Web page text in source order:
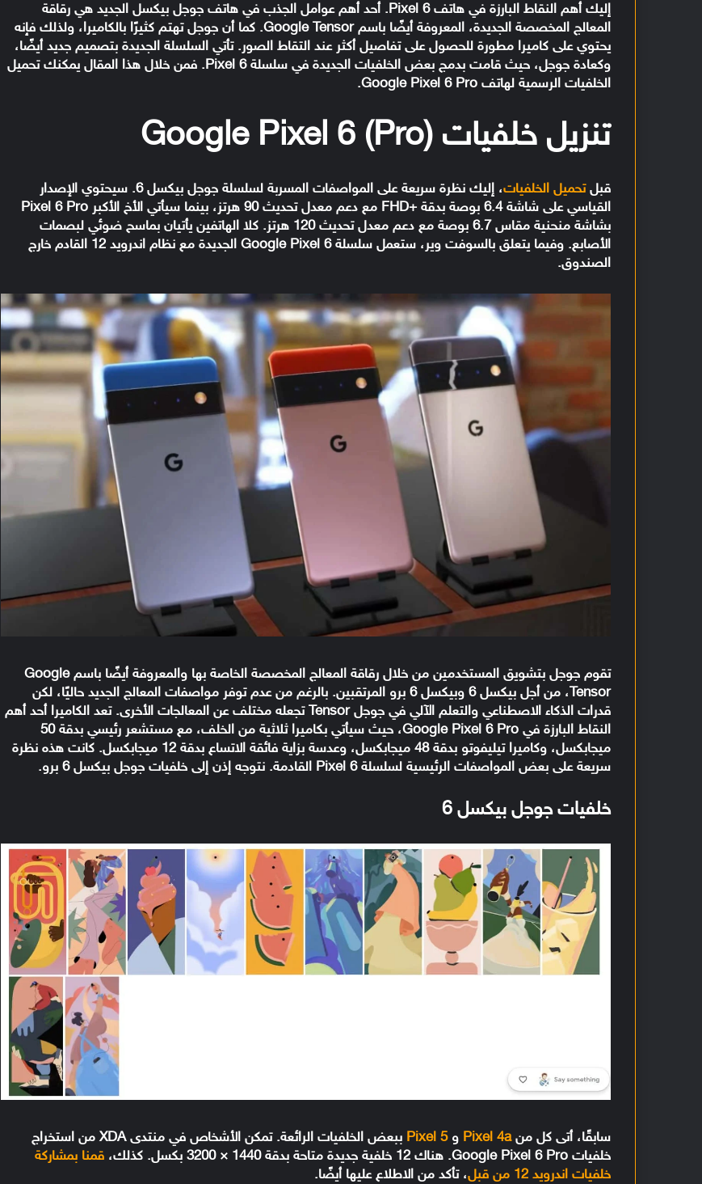
إليك أهم النقاط البارزة في هاتف Pixel 6. أحد أهم عوامل الجذب في هاتف جوجل بيكسل الجديد هي رقاقة
المعالج المخصصة الجديدة، المعروفة أيضًا باسم Google Tensor. كما أن جوجل تهتم كثيرًا بالكاميرا، ولذلك فإنه
يحتوي على كاميرا مطورة للحصول على تفاصيل أكثر عند التقاط الصور. تأتي السلسلة الجديدة بتصميم جديد أيضًا،
وكعادة جوجل، حيث قامت بدمج بعض الخلفيات الجديدة في سلسلة Pixel 6. فمن خلال هذا المقال يمكنك تحميل
الخلفيات الرسمية لهاتف Google Pixel 6 Pro.
تنزيل خلفيات (Google Pixel 6 (Pro
قبلتحميل الخلفيات
، إليك نظرة سريعة على المواصفات المسربة لسلسلة جوجل بيكسل 6. سيحتوي الإصدار
القياسي على شاشة 6.4 بوصة بدقة +FHD مع دعم معدل تحديث 90 هرتز، بينما سيأتي الأخ الأكبر Pixel 6 Pro
بشاشة منحنية مقاس 6.7 بوصة مع دعم معدل تحديث 120 هرتز. كلا الهاتفين يأتيان بماسح ضوئي لبصمات
الأصابع. وفيما يتعلق بالسوفت وير، ستعمل سلسلة Google Pixel 6 الجديدة مع نظام اندرويد 12 القادم خارج
الصندوق.
تقوم جوجل بتشويق المستخدمين من خلال رقاقة المعالج المخصصة الخاصة بها والمعروفة أيضًا باسم Google
Tensor، من أجل بيكسل 6 وبيكسل 6 برو المرتقبين. بالرغم من عدم توفر مواصفات المعالج الجديد حاليًا، لكن
قدرات الذكاء الاصطناعي والتعلم الآلي في جوجل Tensor تجعله مختلف عن المعالجات الأخرى. تعد الكاميرا أحد أهم
النقاط البارزة في Google Pixel 6 Pro، حيث سيأتي بكاميرا ثلاثية من الخلف، مع مستشعر رئيسي بدقة 50
ميجابكسل، وكاميرا تيليفوتو بدقة 48 ميجابكسل، وعدسة بزاية فائقة الاتساع بدقة 12 ميجابكسل. كانت هذه نظرة
سريعة على بعض المواصفات الرئيسية لسلسلة Pixel 6 القادمة. نتوجه إذن إلى خلفيات جوجل بيكسل 6 برو.
خلفيات جوجل بيكسل 6
سابقًا، أتى كل منPixel 4a وPixel 5
ببعض الخلفيات الرائعة. تمكن الأشخاص في منتدى XDA من استخراج
خلفيات Google Pixel 6 Pro. هناك 12 خلفية جديدة متاحة بدقة 1440 × 3200 بكسل. كذلك،
قمنا بمشاركة
خلفيات اندرويد 12 من قبل
، تأكد من الاطلاع عليها أيضًا.